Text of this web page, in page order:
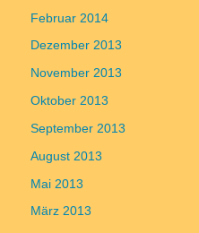
Februar 2014
Dezember 2013
November 2013
Oktober 2013
September 2013
August 2013
Mai 2013
März 2013